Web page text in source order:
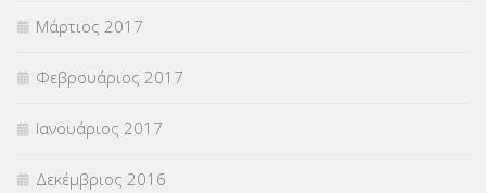
Μάρτιος 2017
Φεβρουάριος 2017
Ιανουάριος 2017
Δεκέμβριος 2016